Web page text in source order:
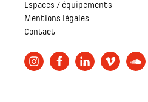
Espaces / équipements
Mentions légales
Contact